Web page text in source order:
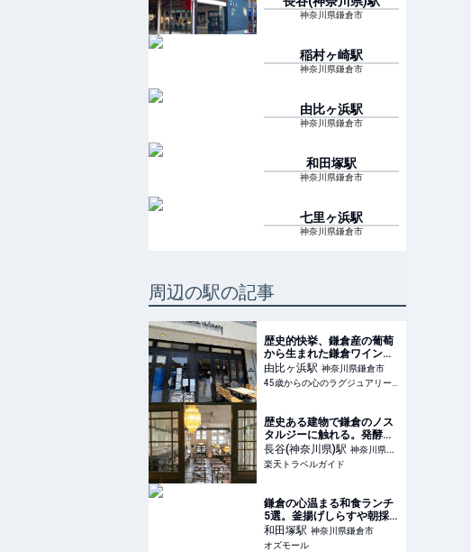
神奈川県鎌倉市
稲村ヶ崎駅
神奈川県鎌倉市
由比ヶ浜駅
神奈川県鎌倉市
和田塚駅
神奈川県鎌倉市
七里ヶ浜駅
神奈川県鎌倉市
周辺の駅の記事
歴史的快挙、鎌倉産の葡萄
から生まれた鎌倉ワイン！
そのルーツを巡るツアーに
参加してきました。直営の
葡萄畑巡りやカフェ
ワインに合わせて、ラン
チ、デザートを楽しんで来
まし
由比ヶ浜駅 神奈川県鎌倉市
45歳からの心のラグジュアリーメディア
歴史ある建物で鎌倉のノス
タルジーに触れる。発酵文
化と湘南の恵みを味わう
「MOKICHI
KAMAKURA」 【楽天トラ
長谷(神奈川県)駅 神奈川県鎌
倉市
楽天トラベルガイド
鎌倉の心温まる和食ランチ
5選。釜揚げしらすや朝採
れ魚などを使用した、地元
人からも愛されるお店をご
和田塚駅 神奈川県鎌倉市
オズモール